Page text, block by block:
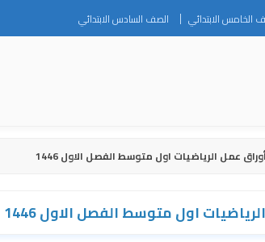
Skip
to
الخامس الابتدائي الصف السادس الابتدائي
عمل الرياضيات اول متوسط الفصل الاول 1446
اول متوسط الفصل الاول 1446